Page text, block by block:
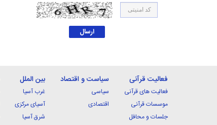
فعالیت قرآنی
فعالیت های قرآنی
موسسات قرآنی
جلسات و محافل
سیاست و اقتصاد
سیاسی
اقتصادی
بین الملل
غرب آسیا
آسیای مرکزی
شرق آسیا